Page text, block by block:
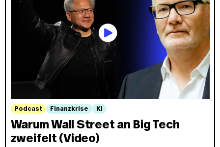
Podcast Finanzkrise KI
Warum Wall Street an Big Tech
zweifelt (Video)